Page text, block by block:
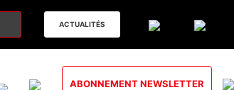
ACTUALITÉS
ABONNEMENT NEWSLETTER